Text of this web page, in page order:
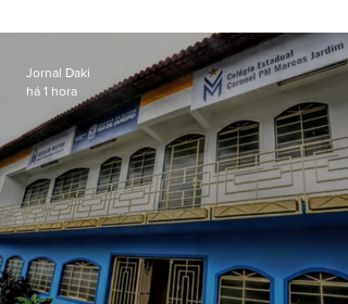
Jornal Daki
há 1 hora